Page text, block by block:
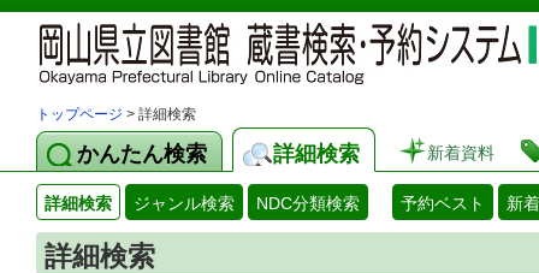
トップページ > 詳細検索
かんたん検索 詳細検索 新着資料
詳細検索 ジャンル検索 NDC分類検索 予約ベスト 新
詳細検索